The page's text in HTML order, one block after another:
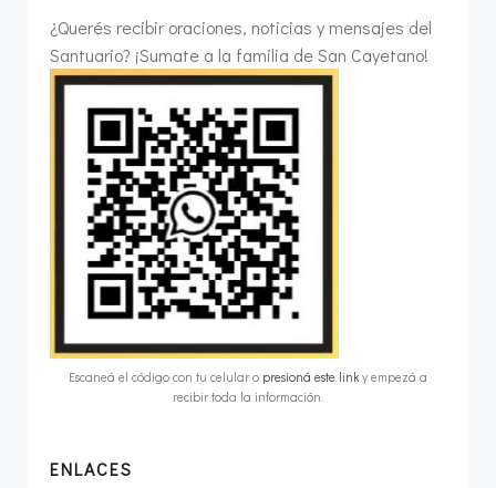
¿Querés recibir oraciones, noticias y mensajes del
Santuario? ¡Sumate a la familia de San Cayetano!
Escaneá el código con tu celular o presioná este link y empezá a
recibir toda la información.
ENLACES